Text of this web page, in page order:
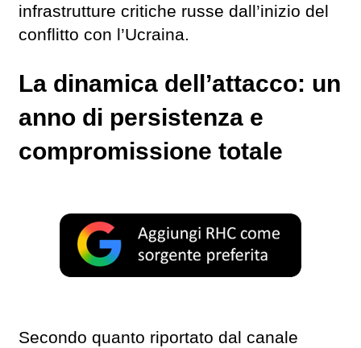
infrastrutture critiche russe dall’inizio del
conflitto con l’Ucraina.
La dinamica dell’attacco: un
anno di persistenza e
compromissione totale
Secondo quanto riportato dal canale